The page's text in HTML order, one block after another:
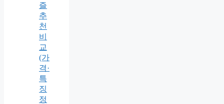
즐
추
천
비
교
(가
격·
특
징
정